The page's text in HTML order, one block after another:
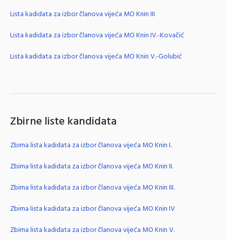
Lista kadidata za izbor članova vijeća MO Knin III
Lista kadidata za izbor članova vijeća MO Knin IV.-Kovačić
Lista kadidata za izbor članova vijeća MO Knin V.-Golubić
Zbirne liste kandidata
Zbirna lista kadidata za izbor članova vijeća MO Knin I.
Zbirna lista kadidata za izbor članova vijeća MO Knin II.
Zbirna lista kadidata za izbor članova vijeća MO Knin III.
Zbirna lista kadidata za izbor članova vijeća MO Knin IV
Zbirna lista kadidata za izbor članova vijeća MO Knin V.